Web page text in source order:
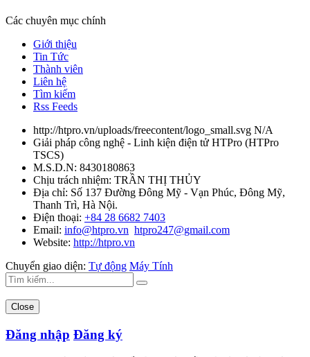
Các chuyên mục chính
Giới thiệu
Tin Tức
Thành viên
Liên hệ
Tìm kiếm
Rss Feeds
http://htpro.vn/uploads/freecontent/logo_small.svg N/A
Giải pháp công nghệ - Linh kiện điện tử HTPro (HTPro
TSCS)
M.S.D.N: 8430180863
Chịu trách nhiệm: TRẦN THỊ THỦY
Địa chỉ: Số 137 Đường Đông Mỹ - Vạn Phúc, Đông Mỹ,
Thanh Trì, Hà Nội.
Điện thoại: +84 28 6682 7403
Email: info@htpro.vn htpro247@gmail.com
Website: http://htpro.vn
Chuyển giao diện: Tự động Máy Tính
Close
Đăng nhập Đăng ký